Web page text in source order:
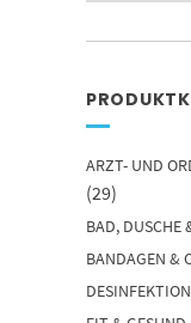
ARZT- UND
(29)
BAD, DUSCHE
BANDAGEN &